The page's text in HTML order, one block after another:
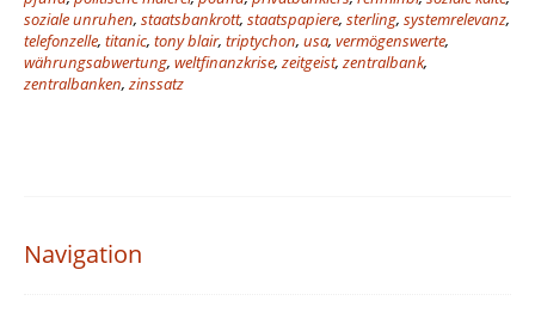
soziale unruhen, staatsbankrott, staatspapiere, sterling, systemrelevanz,
telefonzelle, titanic, tony blair, triptychon, usa, vermögenswerte,
währungsabwertung, weltfinanzkrise, zeitgeist, zentralbank,
zentralbanken, zinssatz
Navigation